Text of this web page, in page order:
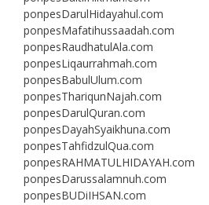
ponpesDarulHidayahul.com
ponpesMafatihussaadah.com
ponpesRaudhatulAla.com
ponpesLiqaurrahmah.com
ponpesBabulUlum.com
ponpesThariqunNajah.com
ponpesDarulQuran.com
ponpesDayahSyaikhuna.com
ponpesTahfidzulQua.com
ponpesRAHMATULHIDAYAH.com
ponpesDarussalamnuh.com
ponpesBUDiIHSAN.com